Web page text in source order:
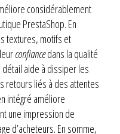
considérablement
PrestaShop. En
textures, motifs et
confiancedans la qualité
aide à dissiper les
retours liés à des attentes
intégré améliore
une impression de
d’acheteurs. En somme,